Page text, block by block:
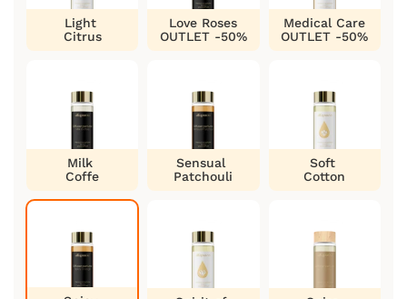
Light
Citrus
Love Roses
OUTLET -50%
Medical Care
OUTLET -50%
Milk
Coffe
Sensual
Patchouli
Soft
Cotton